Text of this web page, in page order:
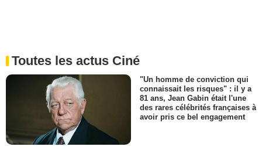
Toutes les actus Ciné
"Un homme de conviction qui
connaissait les risques" : il y a
81 ans, Jean Gabin était l'une
des rares célébrités françaises à
avoir pris ce bel engagement